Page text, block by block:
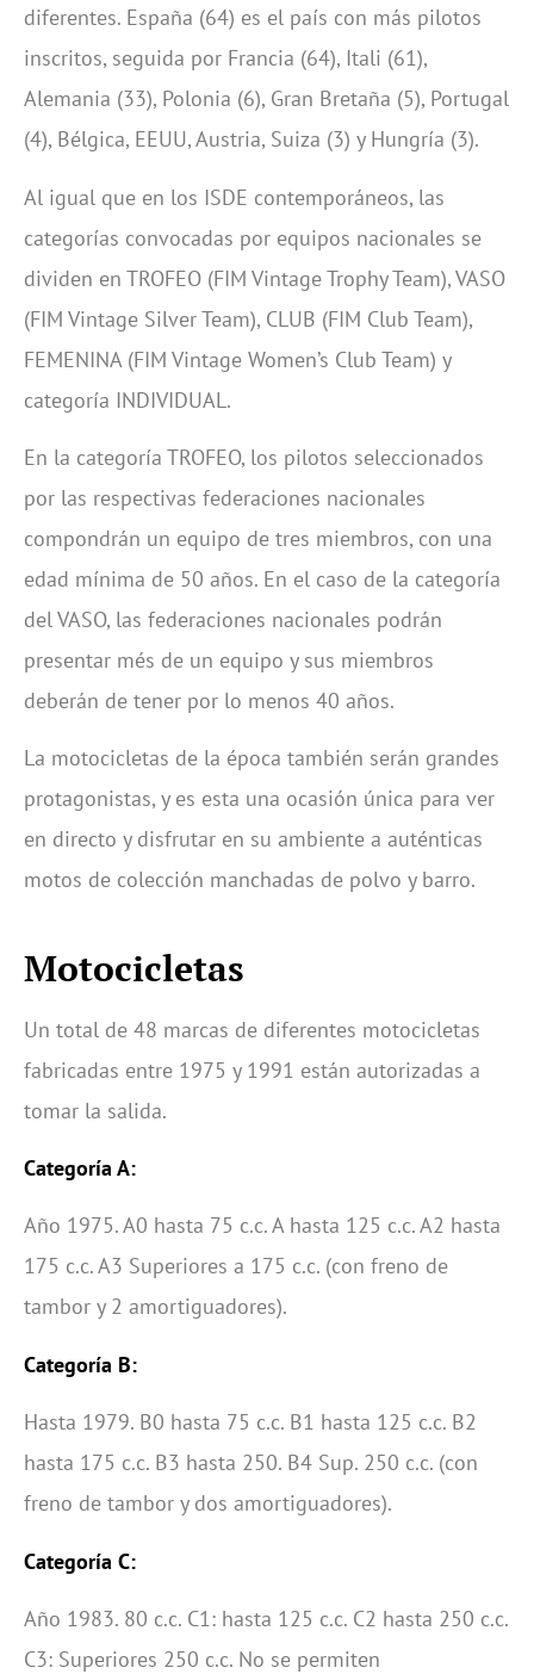
diferentes. España (64) es el país con más pilotos
inscritos, seguida por Francia (64), Itali (61),
Alemania (33), Polonia (6), Gran Bretaña (5), Portugal
(4), Bélgica, EEUU, Austria, Suiza (3) y Hungría (3).
Al igual que en los ISDE contemporáneos, las
categorías convocadas por equipos nacionales se
dividen en TROFEO (FIM Vintage Trophy Team), VASO
(FIM Vintage Silver Team), CLUB (FIM Club Team),
FEMENINA (FIM Vintage Women’s Club Team) y
categoría INDIVIDUAL.
En la categoría TROFEO, los pilotos seleccionados
por las respectivas federaciones nacionales
compondrán un equipo de tres miembros, con una
edad mínima de 50 años. En el caso de la categoría
del VASO, las federaciones nacionales podrán
presentar més de un equipo y sus miembros
deberán de tener por lo menos 40 años.
La motocicletas de la época también serán grandes
protagonistas, y es esta una ocasión única para ver
en directo y disfrutar en su ambiente a auténticas
motos de colección manchadas de polvo y barro.
Motocicletas
Un total de 48 marcas de diferentes motocicletas
fabricadas entre 1975 y 1991 están autorizadas a
tomar la salida.
Categoría A:
Año 1975. A0 hasta 75 c.c. A hasta 125 c.c. A2 hasta
175 c.c. A3 Superiores a 175 c.c. (con freno de
tambor y 2 amortiguadores).
Categoría B:
Hasta 1979. B0 hasta 75 c.c. B1 hasta 125 c.c. B2
hasta 175 c.c. B3 hasta 250. B4 Sup. 250 c.c. (con
freno de tambor y dos amortiguadores).
Categoría C:
Año 1983. 80 c.c. C1: hasta 125 c.c. C2 hasta 250 c.c.
C3: Superiores 250 c.c. No se permiten